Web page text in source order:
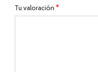
Tu valoración *